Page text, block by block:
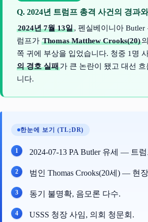
Q. 2024년 트럼프 총격 사건의 경과
2024년 7월 13일, 펜실베이니아 Butler
럼프가 Thomas Matthew Crooks(20)
쪽 귀에 부상을 입었습니다. 청중 1명
의 경호 실패가 큰 논란이 됐고 대선
니다.
한눈에 보기 (TL;DR)
2024-07-13 PA Butler 유세 — 트
범인 Thomas Crooks(20세) — 현
동기 불명확, 음모론 다수.
USSS 청장 사임, 의회 청문회.